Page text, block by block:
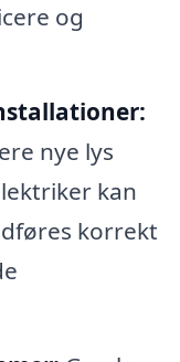
og
nye lys
kan
korrekt